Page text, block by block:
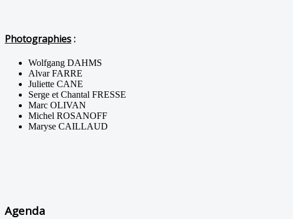
Photographies:
Wolfgang DAHMS
Alvar FARRE
Juliette CANE
Serge et Chantal FRESSE
Marc OLIVAN
Michel ROSANOFF
Maryse CAILLAUD
Agenda